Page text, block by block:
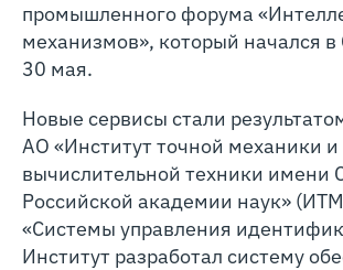
промышленного форума
механизмов», который начался в
30 мая.
Новые сервисы стали
АО «Институт точной механики и
вычислительной техники имени
Российской академии наук»
«Системы управления
Институт разработал систему